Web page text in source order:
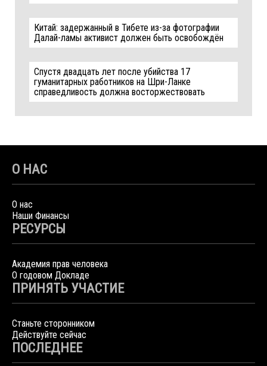
Китай: задержанный в Тибете из-за фотографии
Далай-ламы активист должен быть освобождён
Спустя двадцать лет после убийства 17
гуманитарных работников на Шри-Ланке
справедливость должна восторжествовать
О НАС
О нас
Наши Финансы
РЕСУРСЫ
Академия прав человека
О годовом Докладе
ПРИНЯТЬ УЧАСТИЕ
Станьте сторонником
Действуйте сейчас
ПОСЛЕДНЕЕ